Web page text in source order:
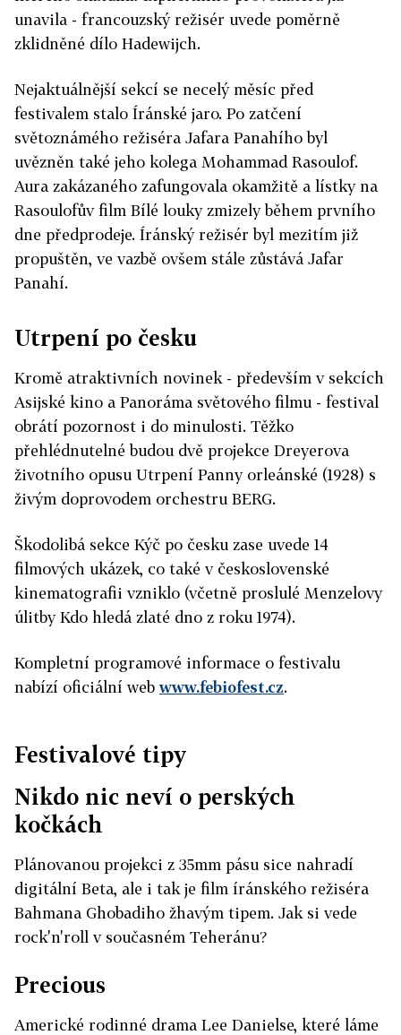
unavila - francouzský režisér uvede poměrně
zklidněné dílo Hadewijch.
Nejaktuálnější sekcí se necelý měsíc před
festivalem stalo Íránské jaro. Po zatčení
světoznámého režiséra Jafara Panahího byl
uvězněn také jeho kolega Mohammad Rasoulof.
Aura zakázaného zafungovala okamžitě a lístky na
Rasoulofův film Bílé louky zmizely během prvního
dne předprodeje. Íránský režisér byl mezitím již
propuštěn, ve vazbě ovšem stále zůstává Jafar
Panahí.
Utrpení po česku
Kromě atraktivních novinek - především v sekcích
Asijské kino a Panoráma světového filmu - festival
obrátí pozornost i do minulosti. Těžko
přehlédnutelné budou dvě projekce Dreyerova
životního opusu Utrpení Panny orleánské (1928) s
živým doprovodem orchestru BERG.
Škodolibá sekce Kýč po česku zase uvede 14
filmových ukázek, co také v československé
kinematografii vzniklo (včetně proslulé Menzelovy
úlitby Kdo hledá zlaté dno z roku 1974).
Kompletní programové informace o festivalu
nabízí oficiální webwww.febiofest.cz.
Festivalové tipy
Nikdo nic neví o perských
kočkách
Plánovanou projekci z 35mm pásu sice nahradí
digitální Beta, ale i tak je film íránského režiséra
Bahmana Ghobadiho žhavým tipem. Jak si vede
rock'n'roll v současném Teheránu?
Precious
Americké rodinné drama Lee Danielse, které láme